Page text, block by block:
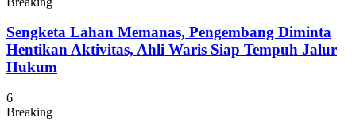
Sengketa Lahan Memanas, Pengembang Diminta
Hentikan Aktivitas, Ahli Waris Siap Tempuh Jalur
Hukum
6
Breaking